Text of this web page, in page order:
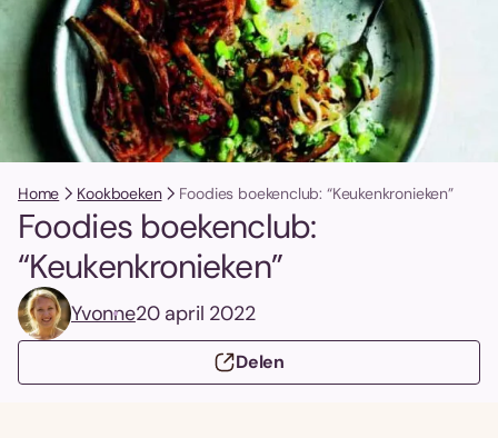
Home Kookboeken Foodies boekenclub: “Keukenkronieken”
Foodies boekenclub:
“Keukenkronieken”
Yvonne20 april 2022
Delen